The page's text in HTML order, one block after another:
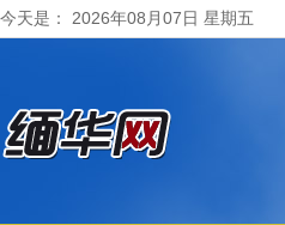
今天是： 2026年08月07日 星期五